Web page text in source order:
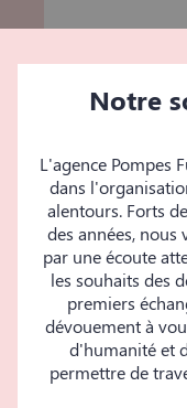
Notre
L'agence Pompes
dans
alentours. Forts
des années,
par une écoute
les souhaits des
premiers
dévouement à
d'humanité et
permettre de